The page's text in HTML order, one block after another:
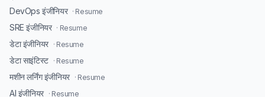
DevOps इंजीनियर · Resume
SRE इंजीनियर · Resume
डेटा इंजीनियर · Resume
डेटा साइंटिस्ट · Resume
मशीन लर्निंग इंजीनियर · Resume
AI इंजीनियर · Resume